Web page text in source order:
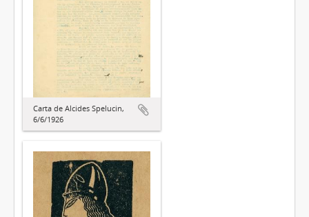
Carta de Alcides Spelucin,
6/6/1926